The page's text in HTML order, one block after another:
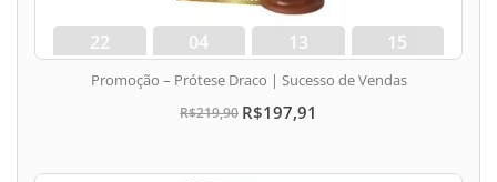
22
dias
04
hora
13
min
15
seg
Promoção – Prótese Draco | Sucesso de Vendas
R$219,90 R$197,91